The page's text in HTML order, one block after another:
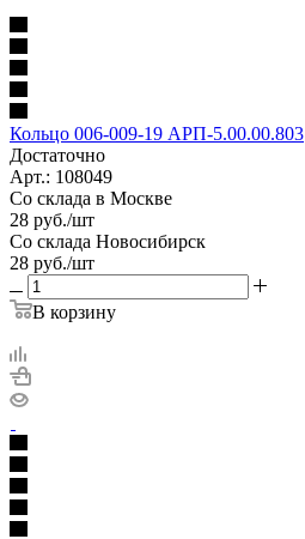
Кольцо 006-009-19 АРП-5.00.00.803
Достаточно
Арт.: 108049
Со склада в Москве
28 руб./шт
Со склада Новосибирск
28 руб./шт
В корзину